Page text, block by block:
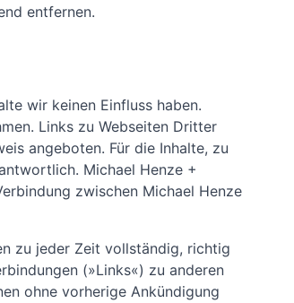
entfernen.
wir keinen Einfluss haben.
Links zu Webseiten Dritter
angeboten. Für die Inhalte, zu
Michael Henze +
zwischen Michael Henze
zu jeder Zeit vollständig, richtig
(»Links«) zu anderen
ohne vorherige Ankündigung